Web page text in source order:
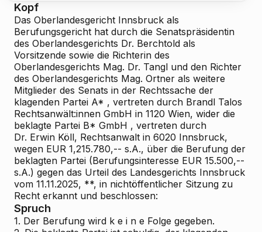
Kopf
Das Oberlandesgericht Innsbruck als
Berufungsgericht hat durch die Senatspräsidentin
des Oberlandesgerichts Dr. Berchtold als
Vorsitzende sowie die Richterin des
Oberlandesgerichts Mag. Dr. Tangl und den Richter
des Oberlandesgerichts Mag. Ortner als weitere
Mitglieder des Senats in der Rechtssache der
klagenden Partei A* , vertreten durch Brandl Talos
Rechtsanwält:innen GmbH in 1120 Wien, wider die
beklagte Partei B* GmbH , vertreten durch
Dr. Erwin Köll, Rechtsanwalt in 6020 Innsbruck,
wegen EUR 1,215.780,-- s.A., über die Berufung der
beklagten Partei (Berufungsinteresse EUR 15.500,--
s.A.) gegen das Urteil des Landesgerichts Innsbruck
vom 11.11.2025, **, in nichtöffentlicher Sitzung zu
Recht erkannt und beschlossen:
Spruch
1. Der Berufung wird k e i n e Folge gegeben.